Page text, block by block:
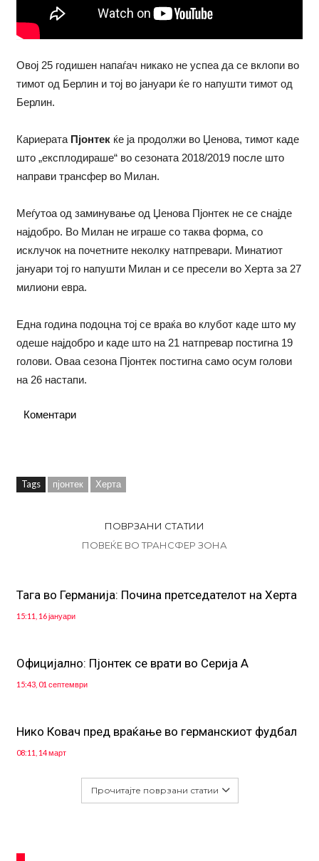
Овој 25 годишен напаѓач никако не успеа да се вклопи во
тимот од Берлин и тој во јануари ќе го напушти тимот од
Берлин.
Кариерата Пјонтекќе ја продолжи во Џенова, тимот каде
што „експлодираше“ во сезоната 2018/2019 после што
направи трансфер во Милан.
Меѓутоа од заминување од Џенова Пјонтек не се снајде
најдобро. Во Милан не играше со таква форма, со
исклучок на почетните неколку натпревари. Минатиот
јануари тој го напушти Милан и се пресели во Херта за 27
милиони евра.
Една година подоцна тој се враќа во клубот каде што му
одеше најдобро и каде што на 21 натпревар постигна 19
голови. Оваа сезона Пјонтек постигна само осум голови
на 26 настапи.
Коментари
Tags пјонтек Херта
ПОВРЗАНИ СТАТИИ
ПОВЕЌЕ ВО ТРАНСФЕР ЗОНА
Тага во Германија: Почина претседателот на Херта
15:11, 16 јануари
Официјално: Пјонтек се врати во Серија А
15:43, 01 септември
Нико Ковач пред враќање во германскиот фудбал
08:11, 14 март
Прочитајте поврзани статии